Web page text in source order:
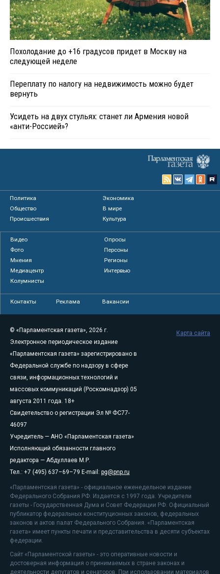
Похолодание до +16 градусов придет в Москву на
следующей неделе
Переплату по налогу на недвижимость можно будет
вернуть
Усидеть на двух стульях: станет ли Армения новой
«анти-Россией»?
Политика
Экономика
Общество
В мире
Происшествия
Культура
Видео
Опросы
Фото
Персоны
Мнения
Регионы
Медиацентр
Интервью
Колумнисты
Контакты Реклама Вакансии
© «Парламентская газета», 2026 г.
Электронное периодическое издание
«Парламентская газета» зарегистрировано в
Федеральной службе по надзору в сфере
связи, информационных технологий и
массовых коммуникаций (Роскомнадзор) 05
августа 2011 года. 18+
Свидетельство о регистрации Эл № ФС77-
46097
Учредитель — АНО «Парламентская газета»
Исполняющий обязанности главного
редактора — Абдуллаев М.Р.
Тел.: +7 (495) 637–69–79 E-mail: pg@pnp.ru
«Парламентская газета» - официальное еженедельное издание
Федерального Собрания РФ. Издается с 1997 года. Учредители
газеты - Государственная Дума и Совет Федерации РФ. Официальный
публикатор федеральных конституционных законов, федеральных
законов и актов палат Федерального Собрания. «Парламентская
газета» имеет пункты печати и представительства в десяти субъектах
федерации.
Сайт «Парламентской газеты» - это оперативные новости и
достоверная информация о принимаемых в стране законах и
деятельности депутатов и сенаторов. При использовании материалов
Карта сайта